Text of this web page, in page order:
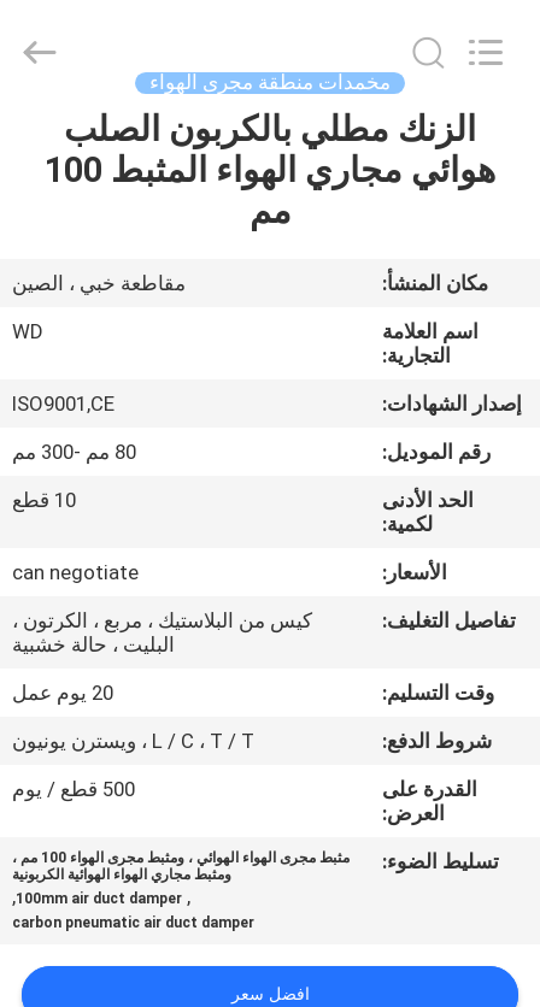
المنزل
معلومات
جولة
المصنع
الجودة
اتصل
أخبار
القضايا
الموقع
TRADE
CO.,LTD.
مخمدات منطقة مجرى الهواء
الزنك مطلي بالكربون الصلب
هوائي مجاري الهواء المثبط 100
مم
مكان المنشأ:
مقاطعة خبي ، الصين
اسم العلامة
التجارية:
WD
إصدار الشهادات:
ISO9001,CE
رقم الموديل:
80 مم -300 مم
الحد الأدنى
لكمية:
10 قطع
الأسعار:
can negotiate
تفاصيل التغليف:
كيس من البلاستيك ، مربع ، الكرتون ،
البليت ، حالة خشبية
وقت التسليم:
20 يوم عمل
شروط الدفع:
L / C ، T / T ، ويسترن يونيون
القدرة على
العرض:
500 قطع / يوم
تسليط الضوء:
مثبط مجرى الهواء الهوائي ، ومثبط مجرى الهواء 100 مم ،
ومثبط مجاري الهواء الهوائية الكربونية
,
100mm air duct damper
,
carbon pneumatic air duct damper
افضل سعر